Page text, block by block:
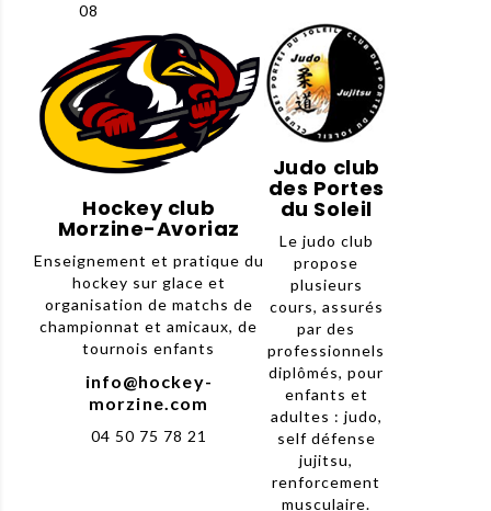
08
Hockey club
Morzine-Avoriaz
Enseignement et pratique du
hockey sur glace et
organisation de matchs de
championnat et amicaux, de
tournois enfants
info@hockey-
morzine.com
04 50 75 78 21
Judo club
des Portes
du Soleil
Le judo club
propose
plusieurs
cours, assurés
par des
professionnels
diplômés, pour
enfants et
adultes : judo,
self défense
jujitsu,
renforcement
musculaire.